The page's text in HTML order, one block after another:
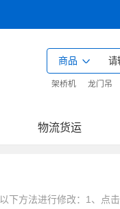
商品
架桥机 龙门吊
物流货运